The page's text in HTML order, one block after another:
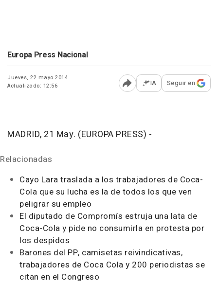
Europa Press Nacional
Jueves, 22 mayo 2014
Actualizado: 12:56
Abrir opciones para
IA Seguir en
MADRID, 21 May. (EUROPA PRESS) -
Relacionadas
Cayo Lara traslada a los trabajadores de Coca-
Cola que su lucha es la de todos los que ven
peligrar su empleo
El diputado de Compromís estruja una lata de
Coca-Cola y pide no consumirla en protesta por
los despidos
Barones del PP, camisetas reivindicativas,
trabajadores de Coca Cola y 200 periodistas se
citan en el Congreso